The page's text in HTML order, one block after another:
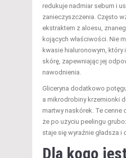
redukuje nadmiar sebum i
zanieczyszczenia. Często
ekstraktem z aloesu,
kojących właściwości. Nie
kwasie hialuronowym, który
skórę, zapewniając jej
nawodnienia.
Gliceryna dodatkowo
a mikrodrobiny krzemionki
martwy naskórek. Te cenne
że po użyciu peelingu
staje się wyraźnie gładsza i
Dla kogo